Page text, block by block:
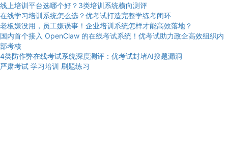
线上培训平台选哪个好？3类培训系统横向测评
在线学习培训系统怎么选？优考试打造完整学练考闭环
老板嫌没用，员工嫌误事！企业培训系统怎样才能高效落地？
国内首个接入 OpenClaw 的在线考试系统！优考试助力政企高效组织内
部考核
4类防作弊在线考试系统深度测评：优考试封堵AI搜题漏洞
严肃考试 学习培训 刷题练习